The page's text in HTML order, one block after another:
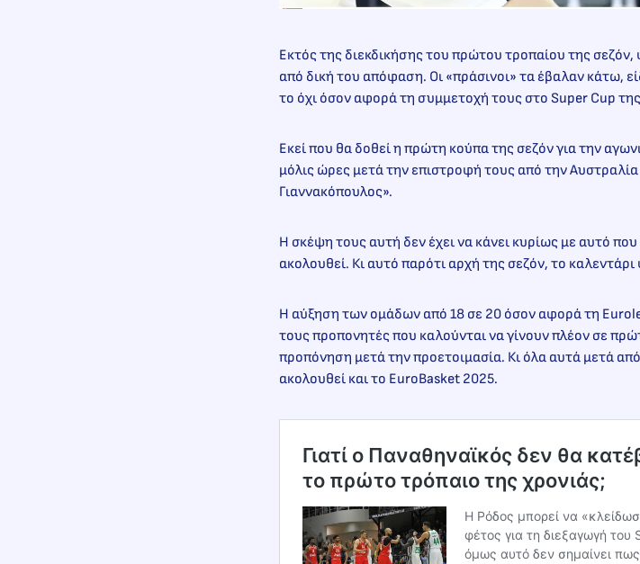
Εκτός της διεκδικήσης του πρώτου τροπαίου της
από δική του απόφαση. Οι «πράσινοι» τα έβαλαν κάτω,
το όχι όσον αφορά τη συμμετοχή τους στο Super Cup
Εκεί που θα δοθεί η πρώτη κούπα της σεζόν για την
μόλις ώρες μετά την επιστροφή τους από την
Γιαννακόπουλος».
Η σκέψη τους αυτή δεν έχει να κάνει κυρίως με αυτό
ακολουθεί. Κι αυτό παρότι αρχή της σεζόν, το
Η αύξηση των ομάδων από 18 σε 20 όσον αφορά τη
τους προπονητές που καλούνται να γίνουν πλέον σε
προπόνηση μετά την προετοιμασία. Κι όλα αυτά μετά
ακολουθεί και το EuroBasket 2025.
Γιατί ο Παναθηναϊκός δεν θα
το πρώτο τρόπαιο της χρονιάς;
Η Ρόδος μπορεί να
φέτος για τη διεξαγωγή του
όμως αυτό δεν σημαίνει